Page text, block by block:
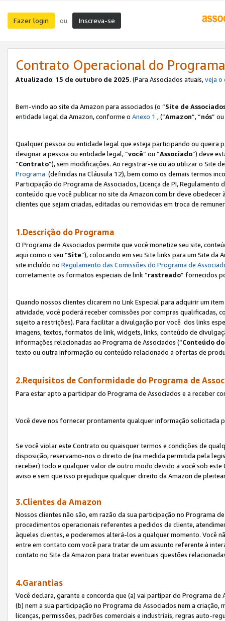
Fazer login ou Inscreva-se
Contrato Operacional do
Atualizado: 15 de outubro de 2025. (Para Associados atuais,veja o
Bem-vindo ao site da Amazon para associados (o “Site de
entidade legal da Amazon, conforme o Anexo 1 , (“Amazon”, “nós”
Qualquer pessoa ou entidade legal que esteja participando ou queira
designar a pessoa ou entidade legal, “você” ou “Associado”) deve
“Contrato”), sem modificações. Ao registrar-se ou ao utilizar o Site
Programa (definidas na Cláusula 12), bem como os demais termos
Participação do Programa de Associados, Licença de PI,
conteúdo que você publicar no site da Amazon.com.br deve
clientes que sejam criadas, editadas ou removidas em troca de
1.Descrição do Programa
O Programa de Associados permite que você monetize seu site,
aqui como o seu “Site”), colocando em seu Site links para um Site da
site incluído no Regulamento das Comissões do Programa de
corretamente os formatos especiais de link “rastreado” fornecidos
Quando nossos clientes clicarem no Link Especial para adquirir um
atividade, você poderá receber comissões por compras qualificadas,
sujeito a restrições). Para facilitar a divulgação por você dos links
imagens, textos, formatos de link, widgets, links, conteúdo de
informações relacionadas ao Programa de Associados (“Conteúdo
texto ou outra informação ou conteúdo relacionado a ofertas de
2.Requisitos de Conformidade do Programa de
Para estar apto a participar do Programa de Associados e a receber
Você deve nos fornecer prontamente qualquer informação solicitada
Se você violar este Contrato ou quaisquer termos e condições de
disposição, reservamo-nos o direito de (na medida permitida pela
receber) todo e qualquer valor de outro modo devido a você sob
aviso e sem que isso prejudique qualquer direito da Amazon de
3.Clientes da Amazon
Nossos clientes não são, em razão da sua participação no Programa
procedimentos operacionais referentes a pedidos de cliente,
àqueles clientes, e poderemos alterá-los a qualquer momento. Você
entre em contato com você para tratar de um assunto referente à
contato no Site da Amazon para tratar eventuais questões
4.Garantias
Você declara, garante e concorda que (a) vai partipar do Programa
(b) nem a sua participação no Programa de Associados nem a
licenças, permissões, padrões comerciais e industriais, regras auto-